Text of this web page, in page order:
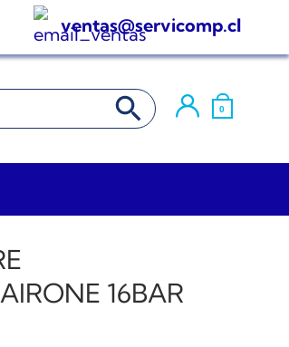
ventas@servicomp.cl
BOTÓN DE BÚSQUEDA
0
16BAR